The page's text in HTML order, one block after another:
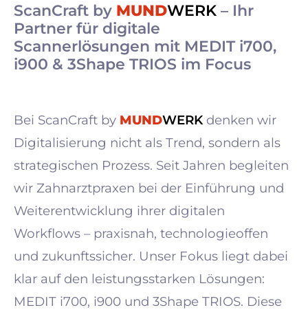
ScanCraft by MUNDWERK – Ihr
Partner für digitale
Scannerlösungen mit MEDIT i700,
i900 & 3Shape TRIOS im Focus
Bei ScanCraft by MUNDWERKdenken wir
Digitalisierung nicht als Trend, sondern als
strategischen Prozess. Seit Jahren begleiten
wir Zahnarztpraxen bei der Einführung und
Weiterentwicklung ihrer digitalen
Workflows – praxisnah, technologieoffen
und zukunftssicher. Unser Fokus liegt dabei
klar auf den leistungsstarken Lösungen:
MEDIT i700, i900 und 3Shape TRIOS. Diese